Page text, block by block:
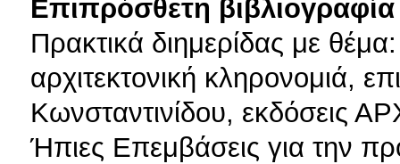
Επιπρόσθετη βιβλιογραφία
Πρακτικά διημερίδας με
αρχιτεκτονική κληρονομιά,
Κωνσταντινίδου, εκδόσεις
Ήπιες Επεμβάσεις για την